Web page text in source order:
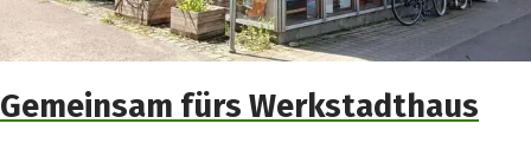
Gemeinsam fürs Werkstadthaus